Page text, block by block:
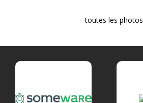
toutes les photos